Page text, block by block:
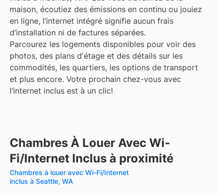
maison, écoutiez des émissions en continu ou jouiez
en ligne, l’internet intégré signifie aucun frais
d’installation ni de factures séparées.
Parcourez les logements disponibles pour voir des
photos, des plans d'étage et des détails sur les
commodités, les quartiers, les options de transport
et plus encore. Votre prochain chez-vous avec
l’internet inclus est à un clic!
Chambres À Louer Avec Wi-
Fi/Internet Inclus à proximité
Chambres à louer avec Wi-Fi/Internet
inclus à Seattle, WA